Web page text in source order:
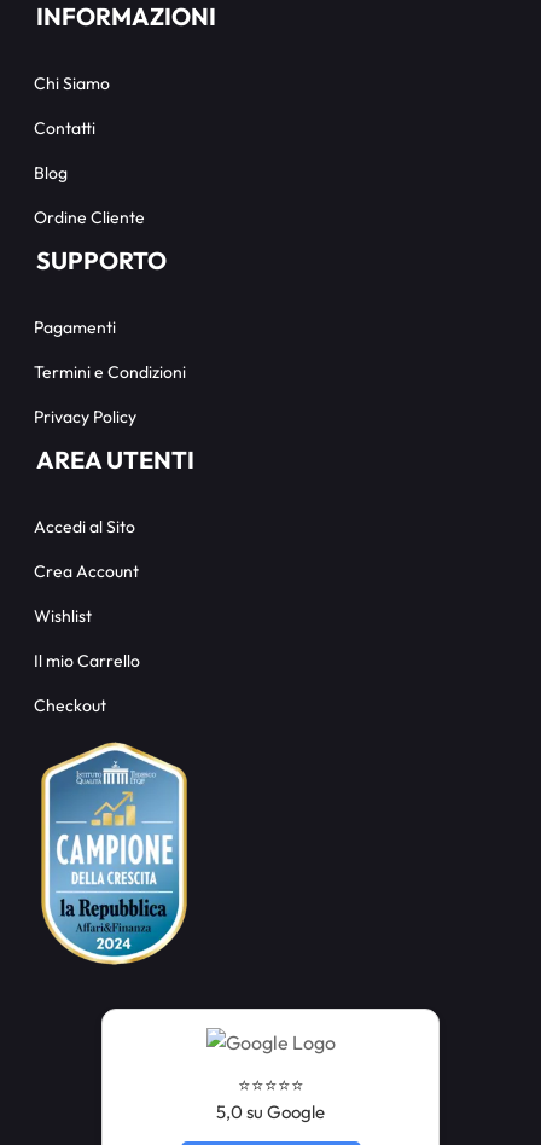
INFORMAZIONI
Chi Siamo
Contatti
Blog
Ordine Cliente
SUPPORTO
Pagamenti
Termini e Condizioni
Privacy Policy
AREA UTENTI
Accedi al Sito
Crea Account
Wishlist
Il mio Carrello
Checkout
⭐️⭐️⭐️⭐️⭐️
5,0 su Google